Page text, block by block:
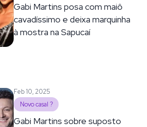
Gabi Martins posa com maiô
cavadíssimo e deixa marquinha
à mostra na Sapucaí
Feb 10, 2025
Novo casal ?
Gabi Martins sobre suposto